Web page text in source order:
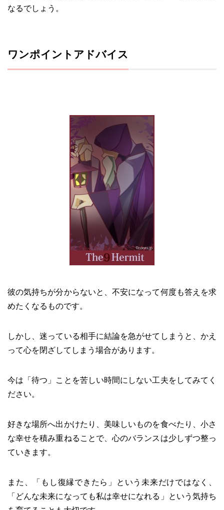
なるでしょう。
ワンポイントアドバイス
彼の気持ちが分からないと、不安になって何度も答えを求
めたくなるものです。
しかし、迷っている相手に結論を急がせてしまうと、かえ
って心を閉ざしてしまう場合があります。
今は「待つ」ことを苦しい時間にしない工夫をしてみてく
ださい。
好きな場所へ出かけたり、美味しいものを食べたり、小さ
な幸せを積み重ねることで、心のバランスは少しずつ整っ
ていきます。
また、「もし復縁できたら」という未来だけではなく、
「どんな未来になっても私は幸せになれる」という気持ち